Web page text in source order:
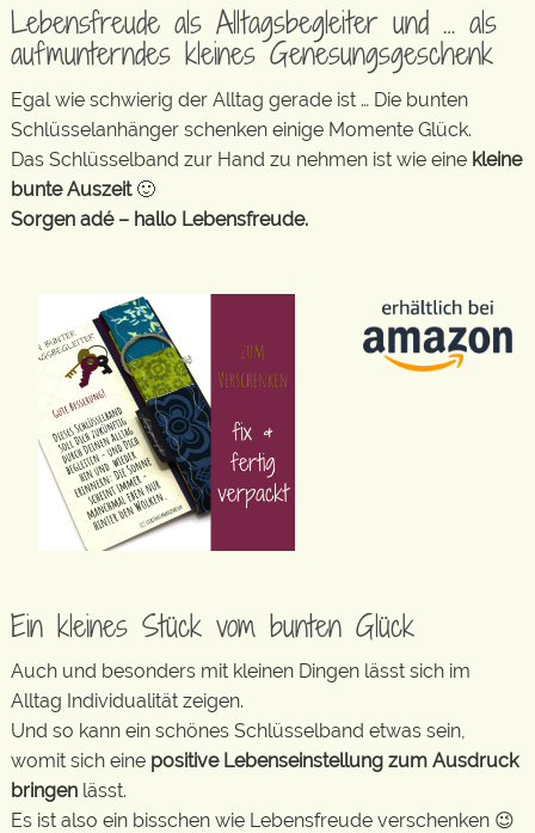
Lebensfreude als Alltagsbegleiter und … als
aufmunterndes kleines Genesungsgeschenk
Egal wie schwierig der Alltag gerade ist … Die bunten
Schlüsselanhänger schenken einige Momente Glück.
Das Schlüsselband zur Hand zu nehmen ist wie eine kleine
bunte Auszeit🙂
Sorgen adé – hallo Lebensfreude.
Ein kleines Stück vom bunten Glück
Auch und besonders mit kleinen Dingen lässt sich im
Alltag Individualität zeigen.
Und so kann ein schönes Schlüsselband etwas sein,
womit sich eine positive Lebenseinstellung zum Ausdruck
bringen lässt.
Es ist also ein bisschen wie Lebensfreude verschenken 😉